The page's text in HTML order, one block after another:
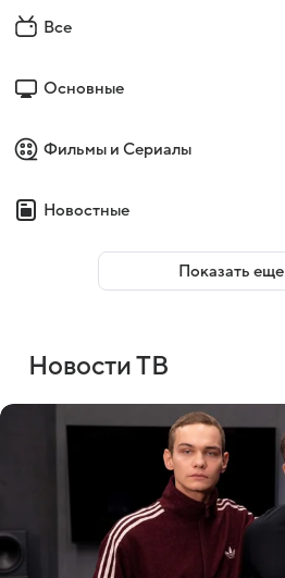
Все
Основные
Фильмы и Сериалы
Новостные
Показать еще
Новости ТВ